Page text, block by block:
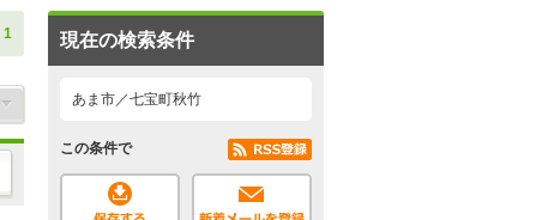
1 現在の検索条件
あま市／七宝町秋竹
この条件で